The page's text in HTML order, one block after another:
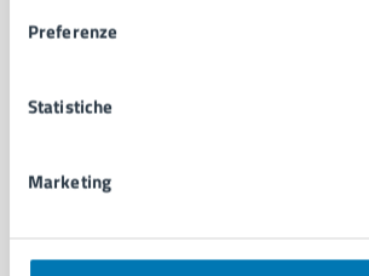
Preferenze
Statistiche
Marketing
Documenti e dati
Ambiente
Anagrafe e stato civile
Cultura e tempo libero